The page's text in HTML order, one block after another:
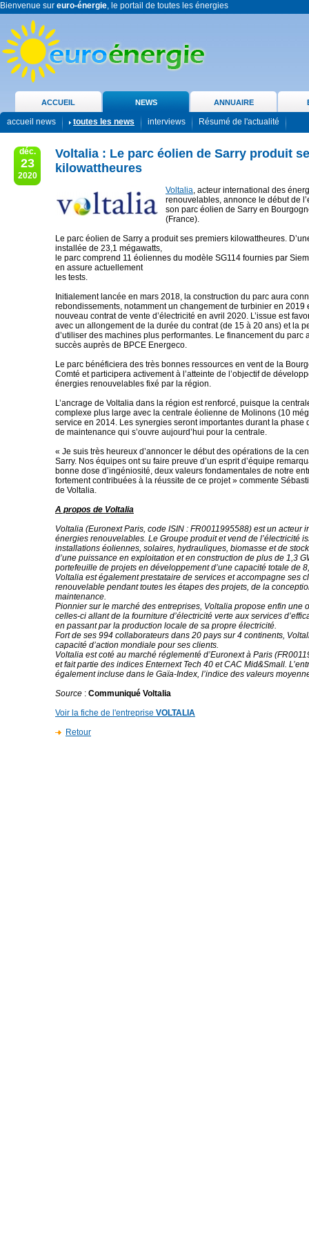
Bienvenue sur euro-énergie, le portail de toutes les énergies
ACCUEIL NEWS ANNUAIRE
accueil news toutes les news interviews Résumé de l'actualité
déc.
23
2020
Voltalia : Le parc éolien de Sarry produit
kilowattheures
Voltalia, acteur international des
renouvelables, annonce le début de
son parc éolien de Sarry en
(France).
Le parc éolien de Sarry a produit ses premiers kilowattheures.
installée de 23,1 mégawatts,
le parc comprend 11 éoliennes du modèle SG114 fournies par
en assure actuellement
les tests.
Initialement lancée en mars 2018, la construction du parc aura
rebondissements, notamment un changement de turbinier en 2019
nouveau contrat de vente d’électricité en avril 2020. L’issue est
avec un allongement de la durée du contrat (de 15 à 20 ans) et la
d’utiliser des machines plus performantes. Le financement du parc
succès auprès de BPCE Energeco.
Le parc bénéficiera des très bonnes ressources en vent de la
Comté et participera activement à l’atteinte de l’objectif de
énergies renouvelables fixé par la région.
L’ancrage de Voltalia dans la région est renforcé, puisque la
complexe plus large avec la centrale éolienne de Molinons (10
service en 2014. Les synergies seront importantes durant la phase
de maintenance qui s’ouvre aujourd’hui pour la centrale.
« Je suis très heureux d’annoncer le début des opérations de la
Sarry. Nos équipes ont su faire preuve d’un esprit d’équipe
bonne dose d’ingéniosité, deux valeurs fondamentales de notre
fortement contribuées à la réussite de ce projet » commente
de Voltalia.
A propos de Voltalia
Voltalia (Euronext Paris, code ISIN : FR0011995588) est un acteur
énergies renouvelables. Le Groupe produit et vend de l’électricité
installations éoliennes, solaires, hydrauliques, biomasse et de
d’une puissance en exploitation et en construction de plus de 1,3
portefeuille de projets en développement d’une capacité totale de
Voltalia est également prestataire de services et accompagne ses
renouvelable pendant toutes les étapes des projets, de la
maintenance.
Pionnier sur le marché des entreprises, Voltalia propose enfin une
celles-ci allant de la fourniture d’électricité verte aux services
en passant par la production locale de sa propre électricité.
Fort de ses 994 collaborateurs dans 20 pays sur 4 continents,
capacité d’action mondiale pour ses clients.
Voltalia est coté au marché réglementé d’Euronext à Paris
et fait partie des indices Enternext Tech 40 et CAC Mid&Small.
également incluse dans le Gaïa-Index, l’indice des valeurs
Source : Communiqué Voltalia
Voir la fiche de l'entreprise VOLTALIA
Retour